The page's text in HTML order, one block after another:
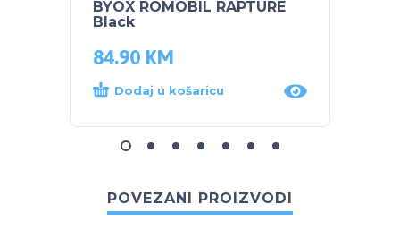
BYOX ROMOBIL RAPTURE
Black
84.90 KM
Dodaj u košaricu
POVEZANI PROIZVODI